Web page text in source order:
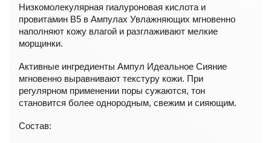
Низкомолекулярная гиалуроновая кислота и
провитамин B5 в Ампулах Увлажняющих мгновенно
наполняют кожу влагой и разглаживают мелкие
морщинки.
Активные ингредиенты Ампул Идеальное Сияние
мгновенно выравнивают текстуру кожи. При
регулярном применении поры сужаются, тон
становится более однородным, свежим и сияющим.
Состав: